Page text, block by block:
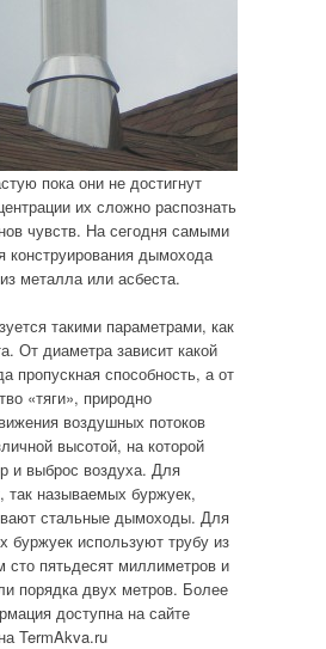
пока они не достигнут
их сложно распознать
чувств. На сегодня самыми
конструирования дымохода
металла или асбеста.
такими параметрами, как
От диаметра зависит какой
пропускная способность, а от
«тяги», природно
воздушных потоков
высотой, на которой
и выброс воздуха. Для
так называемых буржуек,
стальные дымоходы. Для
буржуек используют трубу из
сто пятьдесят миллиметров и
порядка двух метров. Более
доступна на сайте
TermAkva.ru